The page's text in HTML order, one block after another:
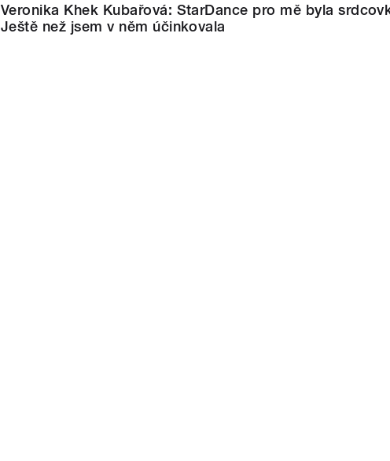
Veronika Khek Kubařová: StarDance pro mě byla
Ještě než jsem v něm účinkovala